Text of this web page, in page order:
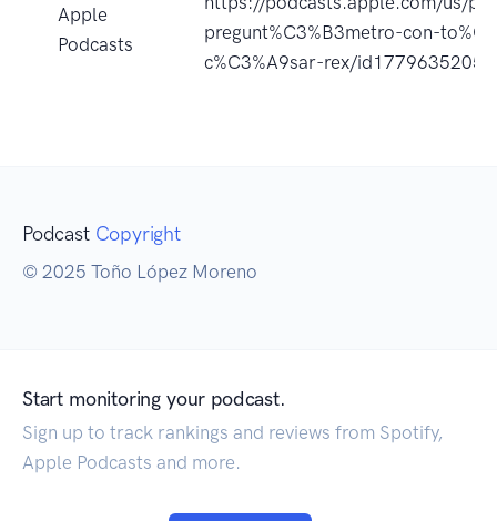
Apple
Podcasts
pregunt%C3%B3metro-con-
c%C3%A9sar-rex/
Podcast Copyright
© 2025 Toño López Moreno
Start monitoring your podcast.
Sign up to track rankings and reviews from Spotify,
Apple Podcasts and more.